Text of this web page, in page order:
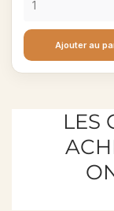
Ajouter au
LES